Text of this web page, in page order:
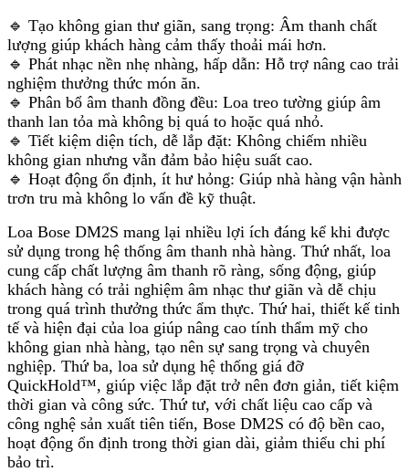
🔹 Tạo không gian thư giãn, sang trọng: Âm thanh chất
lượng giúp khách hàng cảm thấy thoải mái hơn.
🔹 Phát nhạc nền nhẹ nhàng, hấp dẫn: Hỗ trợ nâng cao trải
nghiệm thưởng thức món ăn.
🔹 Phân bổ âm thanh đồng đều: Loa treo tường giúp âm
thanh lan tỏa mà không bị quá to hoặc quá nhỏ.
🔹 Tiết kiệm diện tích, dễ lắp đặt: Không chiếm nhiều
không gian nhưng vẫn đảm bảo hiệu suất cao.
🔹 Hoạt động ổn định, ít hư hỏng: Giúp nhà hàng vận hành
trơn tru mà không lo vấn đề kỹ thuật.
Loa Bose DM2S mang lại nhiều lợi ích đáng kể khi được
sử dụng trong hệ thống âm thanh nhà hàng. Thứ nhất, loa
cung cấp chất lượng âm thanh rõ ràng, sống động, giúp
khách hàng có trải nghiệm âm nhạc thư giãn và dễ chịu
trong quá trình thưởng thức ẩm thực. Thứ hai, thiết kế tinh
tế và hiện đại của loa giúp nâng cao tính thẩm mỹ cho
không gian nhà hàng, tạo nên sự sang trọng và chuyên
nghiệp. Thứ ba, loa sử dụng hệ thống giá đỡ
QuickHold™, giúp việc lắp đặt trở nên đơn giản, tiết kiệm
thời gian và công sức. Thứ tư, với chất liệu cao cấp và
công nghệ sản xuất tiên tiến, Bose DM2S có độ bền cao,
hoạt động ổn định trong thời gian dài, giảm thiểu chi phí
bảo trì.